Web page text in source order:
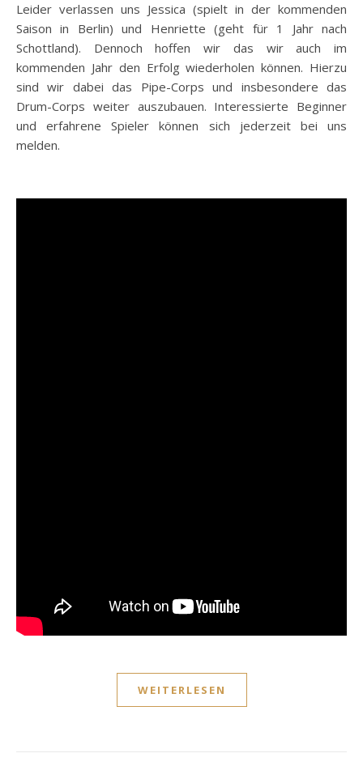
Leider verlassen uns Jessica (spielt in der kommenden
Saison in Berlin) und Henriette (geht für 1 Jahr nach
Schottland). Dennoch hoffen wir das wir auch im
kommenden Jahr den Erfolg wiederholen können. Hierzu
sind wir dabei das Pipe-Corps und insbesondere das
Drum-Corps weiter auszubauen. Interessierte Beginner
und erfahrene Spieler können sich jederzeit bei uns
melden.
WEITERLESEN